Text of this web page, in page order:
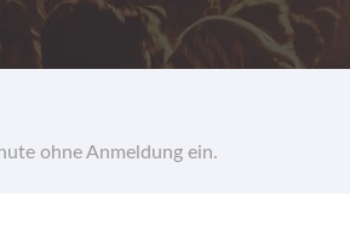
ohne Anmeldung ein.